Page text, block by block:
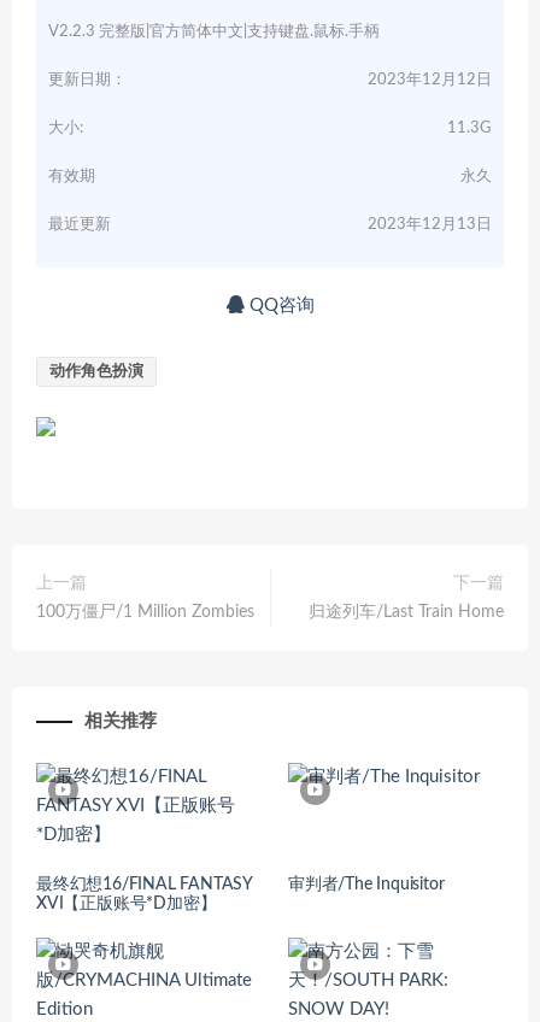
V2.2.3 完整版|官方简体中文|支持键盘.鼠标.手柄
更新日期： 2023年12月12日
大小: 11.3G
有效期 永久
最近更新 2023年12月13日
QQ咨询
动作角色扮演
上一篇
100万僵尸/1 Million Zombies
下一篇
归途列车/Last Train Home
相关推荐
最终幻想16/FINAL FANTASY
XVI【正版账号*D加密】
审判者/The Inquisitor